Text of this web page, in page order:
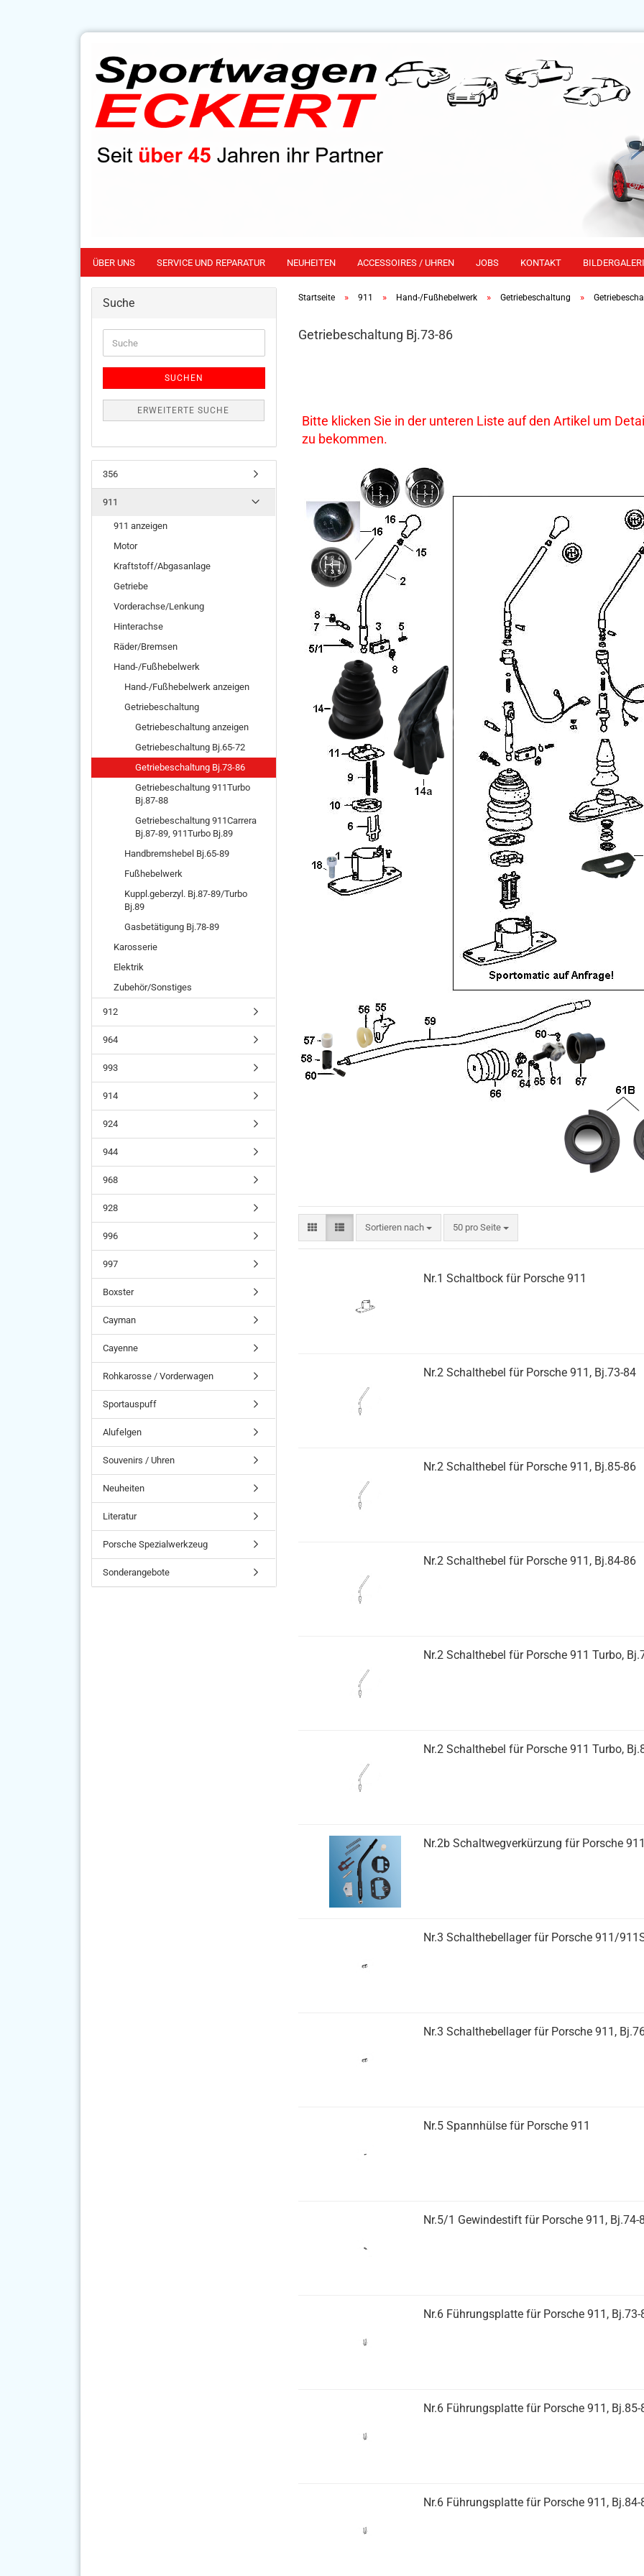
ÜBER UNS SERVICE UND REPARATUR NEUHEITEN ACCESSOIRES / UHREN JOBS KONTAKT
Startseite » 911 » Hand-/Fußhebelwerk » Getriebeschaltung »
Getriebeschaltung Bj.73-86
Bitte klicken Sie in der unteren Liste auf den Artikel um
zu bekommen.
Sortieren nach
Sortieren nach 50 pro Seite
pro Seite
Nr.1 Schaltbock für Porsche 911
Nr.2 Schalthebel für Porsche 911, Bj.73-84
Nr.2 Schalthebel für Porsche 911, Bj.85-86
Nr.2 Schalthebel für Porsche 911, Bj.84-86
Nr.2 Schalthebel für Porsche 911 Turbo,
Nr.2 Schalthebel für Porsche 911 Turbo,
Nr.2b Schaltwegverkürzung für Porsche
Nr.3 Schalthebellager für Porsche 911/
Nr.3 Schalthebellager für Porsche 911,
Nr.5 Spannhülse für Porsche 911
Nr.5/1 Gewindestift für Porsche 911, Bj.74-
Nr.6 Führungsplatte für Porsche 911, Bj.73-
Nr.6 Führungsplatte für Porsche 911, Bj.85-
Nr.6 Führungsplatte für Porsche 911, Bj.84-
Suche
SUCHEN
ERWEITERTE SUCHE
356
911
911 anzeigen
Motor
Kraftstoff/Abgasanlage
Getriebe
Vorderachse/Lenkung
Hinterachse
Räder/Bremsen
Hand-/Fußhebelwerk
Hand-/Fußhebelwerk anzeigen
Getriebeschaltung
Getriebeschaltung anzeigen
Getriebeschaltung Bj.65-72
Getriebeschaltung Bj.73-86
Getriebeschaltung 911Turbo
Bj.87-88
Getriebeschaltung 911Carrera
Bj.87-89, 911Turbo Bj.89
Handbremshebel Bj.65-89
Fußhebelwerk
Kuppl.geberzyl. Bj.87-89/Turbo
Bj.89
Gasbetätigung Bj.78-89
Karosserie
Elektrik
Zubehör/Sonstiges
912
964
993
914
924
944
968
928
996
997
Boxster
Cayman
Cayenne
Rohkarosse / Vorderwagen
Sportauspuff
Alufelgen
Souvenirs / Uhren
Neuheiten
Literatur
Porsche Spezialwerkzeug
Sonderangebote